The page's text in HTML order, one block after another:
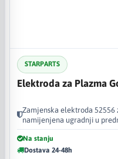
STARPARTS
Elektroda za Plazma
Zamjenska elektroda 52556
namijenjena ugradnji u
Na stanju
Dostava 24-48h